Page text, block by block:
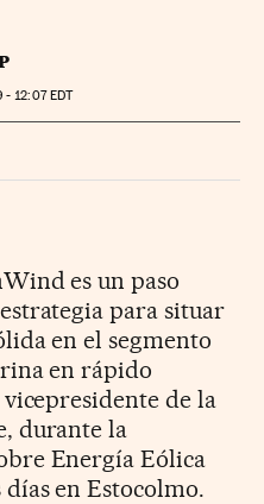
- 12:07EDT
Sociales
es un paso
para situar
en el segmento
en rápido
de la
durante la
Energía Eólica
en Estocolmo.